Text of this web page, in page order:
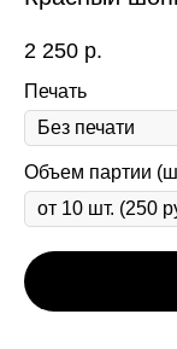
2 250 р.
Печать
Объем партии